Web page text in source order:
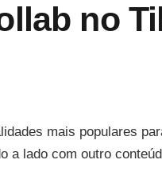
no
mais populares
a lado com outro